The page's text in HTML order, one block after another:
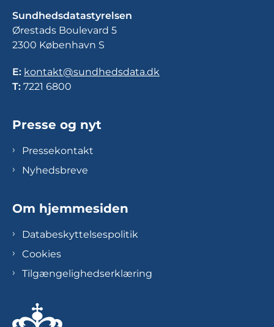
Sundhedsdatastyrelsen
Ørestads Boulevard 5
2300 København S
E: kontakt@sundhedsdata.dk
T: 7221 6800
Presse og nyt
Pressekontakt
Nyhedsbreve
Om hjemmesiden
Databeskyttelsespolitik
Cookies
Tilgængelighedserklæring